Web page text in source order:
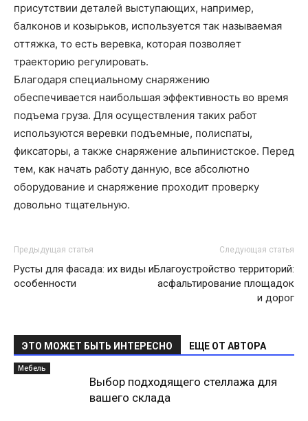
присутствии деталей выступающих, например,
балконов и козырьков, используется так называемая
оттяжка, то есть веревка, которая позволяет
траекторию регулировать.
Благодаря специальному снаряжению
обеспечивается наибольшая эффективность во время
подъема груза. Для осуществления таких работ
используются веревки подъемные, полиспаты,
фиксаторы, а также снаряжение альпинистское. Перед
тем, как начать работу данную, все абсолютно
оборудование и снаряжение проходит проверку
довольно тщательную.
Предыдущая статья
Русты для фасада: их виды и
особенности
Следующая статья
Благоустройство территорий:
асфальтирование площадок
и дорог
ЭТО МОЖЕТ БЫТЬ ИНТЕРЕСНО ЕЩЕ ОТ АВТОРА
Мебель
Выбор подходящего стеллажа для
вашего склада